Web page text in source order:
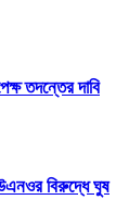
তদন্তের দাবি
বিরুদ্ধে ঘুষ